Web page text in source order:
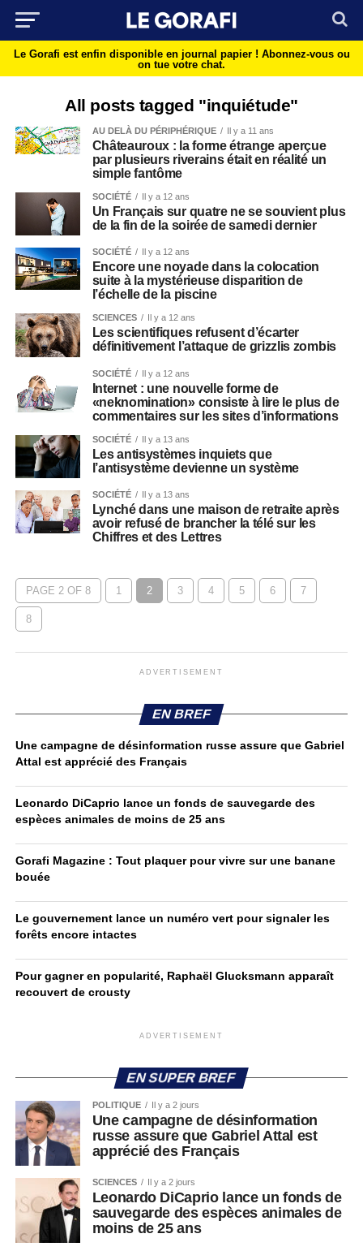
Le Gorafi est enfin disponible en journal papier ! Abonnez-vous ou
on tue votre chat.
All posts tagged "inquiétude"
AU DELÀ DU PÉRIPHÉRIQUE Il y a 11 ans
Châteauroux : la forme étrange aperçue
par plusieurs riverains était en réalité un
simple fantôme
SOCIÉTÉ Il y a 12 ans
Un Français sur quatre ne se souvient plus
de la fin de la soirée de samedi dernier
SOCIÉTÉ Il y a 12 ans
Encore une noyade dans la colocation
suite à la mystérieuse disparition de
l’échelle de la piscine
SCIENCES Il y a 12 ans
Les scientifiques refusent d’écarter
définitivement l’attaque de grizzlis zombis
SOCIÉTÉ Il y a 12 ans
Internet : une nouvelle forme de
«neknomination» consiste à lire le plus de
commentaires sur les sites d’informations
SOCIÉTÉ Il y a 13 ans
Les antisystèmes inquiets que
l’antisystème devienne un système
SOCIÉTÉ Il y a 13 ans
Lynché dans une maison de retraite après
avoir refusé de brancher la télé sur les
Chiffres et des Lettres
PAGE 2 OF 8 1 2 3 4 5 6 7
8
ADVERTISEMENT
EN BREF
Une campagne de désinformation russe assure que Gabriel
Attal est apprécié des Français
Leonardo DiCaprio lance un fonds de sauvegarde des
espèces animales de moins de 25 ans
Gorafi Magazine : Tout plaquer pour vivre sur une banane
bouée
Le gouvernement lance un numéro vert pour signaler les
forêts encore intactes
Pour gagner en popularité, Raphaël Glucksmann apparaît
recouvert de crousty
ADVERTISEMENT
EN SUPER BREF
POLITIQUE Il y a 2 jours
Une campagne de désinformation
russe assure que Gabriel Attal est
apprécié des Français
SCIENCES Il y a 2 jours
Leonardo DiCaprio lance un fonds de
sauvegarde des espèces animales de
moins de 25 ans